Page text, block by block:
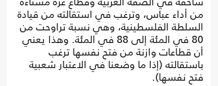
من أداء عباس، وترغب في استقالته من قيادة
السلطة الفلسطينية، وهي نسبة تراوحت من
80 في المئة إلى 88 في المئة. وهذا يعني
أن قطاعات وازنة من فتح نفسها ترغب
باستقالته (إذا ما وضعنا في الاعتبار شعبية
فتح نفسها).